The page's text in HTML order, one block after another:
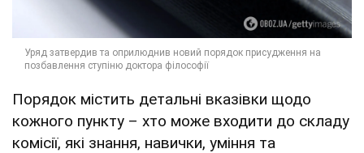
Порядок містить детальні вказівки щодо
кожного пункту – хто може входити до складу
комісії, які знання, навички, уміння та